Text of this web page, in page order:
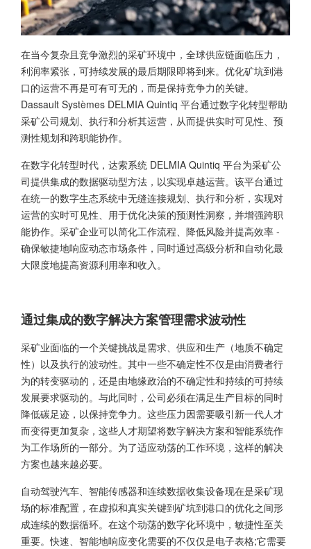
在当今复杂且竞争激烈的采矿环境中，全球供应链面临压力，
利润率紧张，可持续发展的最后期限即将到来。优化矿坑到港
口的运营不再是可有可无的，而是保持竞争力的关键。
Dassault Systèmes DELMIA Quintiq 平台通过数字化转型帮助
采矿公司规划、执行和分析其运营，从而提供实时可见性、预
测性规划和跨职能协作。
在数字化转型时代，达索系统 DELMIA Quintiq 平台为采矿公
司提供集成的数据驱动型方法，以实现卓越运营。该平台通过
在统一的数字生态系统中无缝连接规划、执行和分析，实现对
运营的实时可见性、用于优化决策的预测性洞察，并增强跨职
能协作。采矿企业可以简化工作流程、降低风险并提高效率 -
确保敏捷地响应动态市场条件，同时通过高级分析和自动化最
大限度地提高资源利用率和收入。
通过集成的数字解决方案管理需求波动性
采矿业面临的一个关键挑战是需求、供应和生产（地质不确定
性）以及执行的波动性。其中一些不确定性不仅是由消费者行
为的转变驱动的，还是由地缘政治的不确定性和持续的可持续
发展要求驱动的。与此同时，公司必须在满足生产目标的同时
降低碳足迹，以保持竞争力。这些压力因需要吸引新一代人才
而变得更加复杂，这些人才期望将数字解决方案和智能系统作
为工作场所的一部分。为了适应动荡的工作环境，这样的解决
方案也越来越必要。
自动驾驶汽车、智能传感器和连续数据收集设备现在是采矿现
场的标准配置，在虚拟和真实关键到矿坑到港口的优化之间形
成连续的数据循环。在这个动荡的数字化环境中，敏捷性至关
重要。快速、智能地响应变化需要的不仅仅是电子表格;它需要